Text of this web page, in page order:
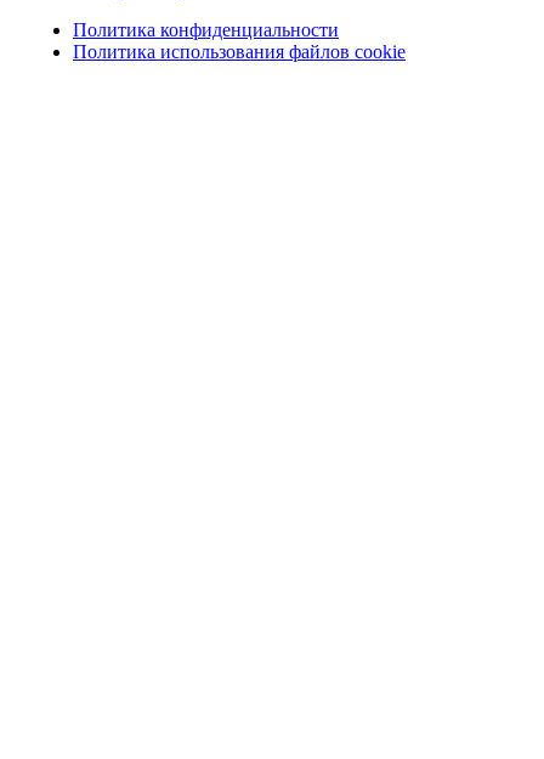
Политика конфиденциальности
Политика использования файлов cookie